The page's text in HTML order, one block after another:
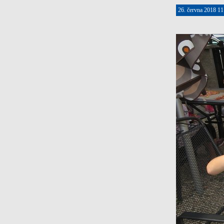
26. června 2018